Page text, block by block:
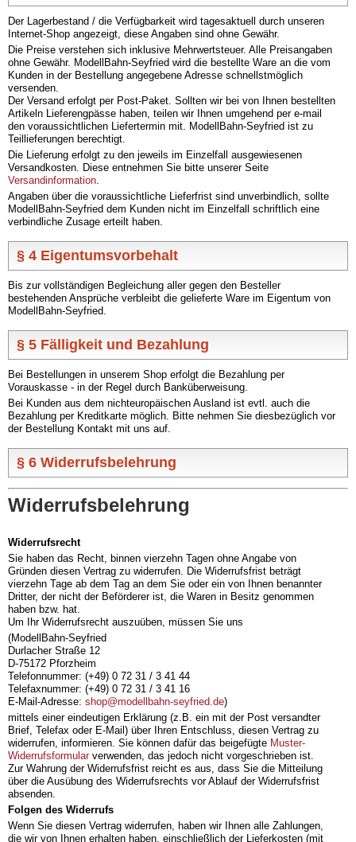
Der Lagerbestand / die Verfügbarkeit wird tagesaktuell durch unseren
Internet-Shop angezeigt, diese Angaben sind ohne Gewähr.
Die Preise verstehen sich inklusive Mehrwertsteuer. Alle Preisangaben
ohne Gewähr. ModellBahn-Seyfried wird die bestellte Ware an die vom
Kunden in der Bestellung angegebene Adresse schnellstmöglich
versenden.
Der Versand erfolgt per Post-Paket. Sollten wir bei von Ihnen bestellten
Artikeln Lieferengpässe haben, teilen wir Ihnen umgehend per e-mail
den voraussichtlichen Liefertermin mit. ModellBahn-Seyfried ist zu
Teillieferungen berechtigt.
Die Lieferung erfolgt zu den jeweils im Einzelfall ausgewiesenen
Versandkosten. Diese entnehmen Sie bitte unserer Seite
Versandinformation.
Angaben über die voraussichtliche Lieferfrist sind unverbindlich, sollte
ModellBahn-Seyfried dem Kunden nicht im Einzelfall schriftlich eine
verbindliche Zusage erteilt haben.
§ 4 Eigentumsvorbehalt
Bis zur vollständigen Begleichung aller gegen den Besteller
bestehenden Ansprüche verbleibt die gelieferte Ware im Eigentum von
ModellBahn-Seyfried.
§ 5 Fälligkeit und Bezahlung
Bei Bestellungen in unserem Shop erfolgt die Bezahlung per
Vorauskasse - in der Regel durch Banküberweisung.
Bei Kunden aus dem nichteuropäischen Ausland ist evtl. auch die
Bezahlung per Kreditkarte möglich. Bitte nehmen Sie diesbezüglich vor
der Bestellung Kontakt mit uns auf.
§ 6 Widerrufsbelehrung
Widerrufsbelehrung
Widerrufsrecht
Sie haben das Recht, binnen vierzehn Tagen ohne Angabe von
Gründen diesen Vertrag zu widerrufen. Die Widerrufsfrist beträgt
vierzehn Tage ab dem Tag an dem Sie oder ein von Ihnen benannter
Dritter, der nicht der Beförderer ist, die Waren in Besitz genommen
haben bzw. hat.
Um Ihr Widerrufsrecht auszuüben, müssen Sie uns
(ModellBahn-Seyfried
Durlacher Straße 12
D-75172 Pforzheim
Telefonnummer: (+49) 0 72 31 / 3 41 44
Telefaxnummer: (+49) 0 72 31 / 3 41 16
E-Mail-Adresse: shop@modellbahn-seyfried.de)
mittels einer eindeutigen Erklärung (z.B. ein mit der Post versandter
Brief, Telefax oder E-Mail) über Ihren Entschluss, diesen Vertrag zu
widerrufen, informieren. Sie können dafür das beigefügte Muster-
Widerrufsformularverwenden, das jedoch nicht vorgeschrieben ist.
Zur Wahrung der Widerrufsfrist reicht es aus, dass Sie die Mitteilung
über die Ausübung des Widerrufsrechts vor Ablauf der Widerrufsfrist
absenden.
Folgen des Widerrufs
Wenn Sie diesen Vertrag widerrufen, haben wir Ihnen alle Zahlungen,
die wir von Ihnen erhalten haben, einschließlich der Lieferkosten (mit